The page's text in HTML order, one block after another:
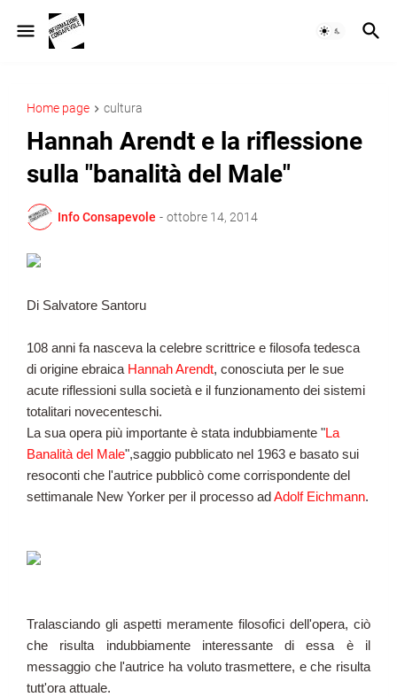
Home page cultura
Hannah Arendt e la riflessione
sulla "banalità del Male"
Info Consapevole - ottobre 14, 2014
Di Salvatore Santoru
108 anni fa nasceva la celebre scrittrice e filosofa tedesca
di origine ebraica Hannah Arendt, conosciuta per le sue
acute riflessioni sulla società e il funzionamento dei sistemi
totalitari novecenteschi.
La sua opera più importante è stata indubbiamente "La
Banalità del Male",saggio pubblicato nel 1963 e basato sui
resoconti che l'autrice pubblicò come corrispondente del
settimanale New Yorker per il processo adAdolf Eichmann.
Tralasciando gli aspetti meramente filosofici dell'opera, ciò
che risulta indubbiamente interessante di essa è il
messaggio che l'autrice ha voluto trasmettere, e che risulta
tutt'ora attuale.